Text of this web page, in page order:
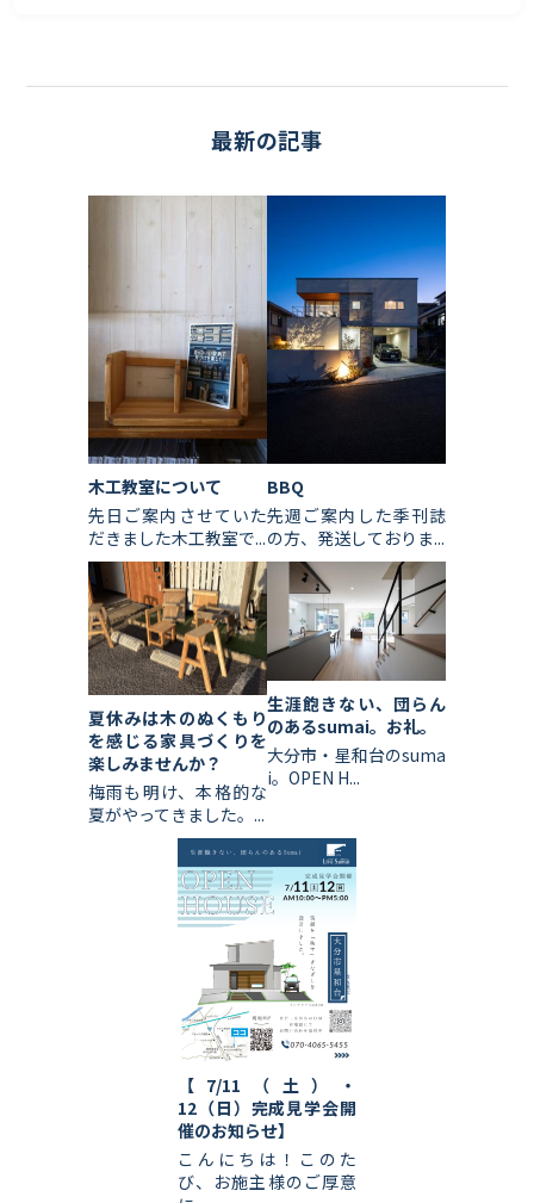
最新の記事
木工教室について
先日ご案内させていた
だきました木工教室で...
BBQ
先週ご案内した季刊誌
の方、発送しておりま...
夏休みは木のぬくもり
を感じる家具づくりを
楽しみませんか？
梅雨も明け、本格的な
夏がやってきました。...
生涯飽きない、団らん
のあるsumai。お礼。
大分市・星和台のsuma
i。OPEN H...
【7/11（土）・
12（日）完成見学会開
催のお知らせ】
こんにちは！このた
び、お施主様のご厚意